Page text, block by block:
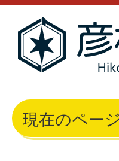
現在のページ